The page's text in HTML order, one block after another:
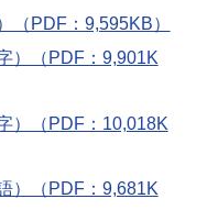
（PDF：9,595KB）
）（PDF：9,901K
）（PDF：10,018K
）（PDF：9,681K